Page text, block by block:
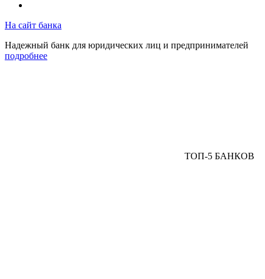
На сайт банка
Надежный банк для юридических лиц и предпринимателей
подробнее
ТОП-5 БАНКОВ